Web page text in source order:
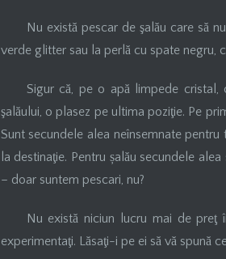
Nu există pescar de şalău care să
verde glitter sau la perlă cu spate negru,
Sigur că, pe o apă limpede
şalăului, o plasez pe ultima poziţie. Pe
Sunt secundele alea neînsemnate
la destinaţie. Pentru șalău secundele
– doar suntem pescari, nu?
Nu există niciun lucru mai de preţ
experimentaţi. Lăsaţi-i pe ei să vă spună